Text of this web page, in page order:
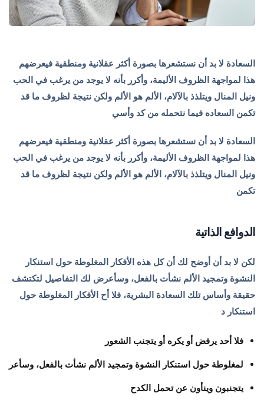
السعادة لا بد أن نستشعرها بصورة أكثر عقلانية ومنطقية فيعرضهم
هذا لمواجهة الظروف الأليمة، وأكرر بأنه لا يوجد من يرغب في الحب
ونيل المنال ويتلذذ بالآلام، الألم هو الألم ولكن نتيجة لظروف ما قد
تكمن السعاده فيما نتحمله من كد وأسي
السعادة لا بد أن نستشعرها بصورة أكثر عقلانية ومنطقية فيعرضهم
هذا لمواجهة الظروف الأليمة، وأكرر بأنه لا يوجد من يرغب في الحب
ونيل المنال ويتلذذ بالآلام، الألم هو الألم ولكن نتيجة لظروف ما قد
تكمن
الدوافع الذاتية
لكن لا بد أن أوضح لك أن كل هذه الأفكار المغلوطة حول استنكار
النشوة وتمجيد الألم نشأت بالفعل، وسأعرض لك التفاصيل لتكتشف
حقيقة وأساس تلك السعادة البشرية، فلا أح الأفكار المغلوطة حول
استنكار د
فلا أحد يرفض أو يكره أو يتجنب الشعور
لمغلوطة حول استنكار النشوة وتمجيد الألم نشأت بالفعل، وسأعر
يتجنبون وينأون عن تحمل الكدح